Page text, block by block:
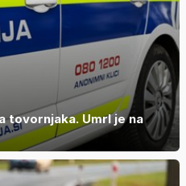
tovornjaka. Umrl je na